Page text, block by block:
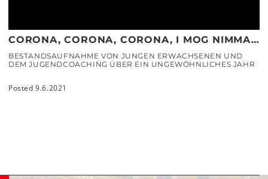
CORONA, CORONA, CORONA, I MOG NIMMA…
BESTANDSAUFNAHME VON JUNGEN ERWACHSENEN UND
DEM JUGENDCOACHING ÜBER EIN UNGEWÖHNLICHES JAHR
Posted 9.6.2021